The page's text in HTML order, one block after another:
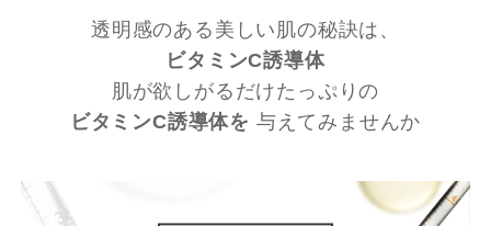
透明感のある美しい肌の秘訣は、
ビタミンC誘導体
肌が欲しがるだけたっぷりの
ビタミンC誘導体を 与えてみませんか